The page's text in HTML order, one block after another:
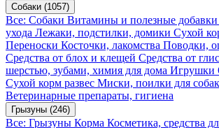
Собаки (1057)
Все: Собаки Витамины и полезные добавки
ухода Лежаки, подстилки, домики Сухой
Переноски Косточки, лакомства Поводки,
Средства от блох и клещей Средства от
шерстью, зубами, химия для дома Игрушки
Сухой корм развес Миски, поилки для собак
Ветеринарные препараты, гигиена
Грызуны (246)
Все: Грызуны Корма Косметика, средства